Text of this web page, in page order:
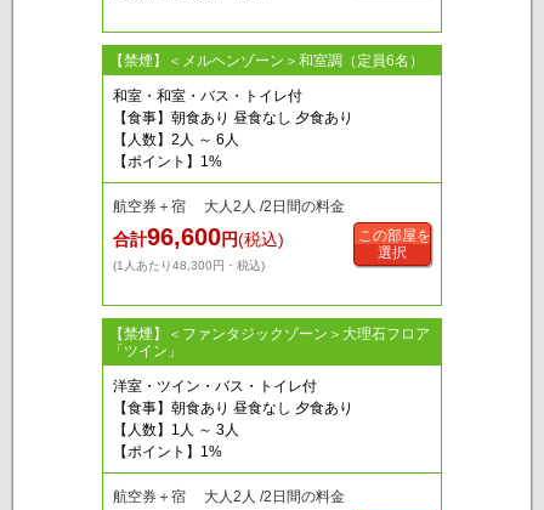
【禁煙】＜メルヘンゾーン＞和室調（定員6名）
和室・和室・バス・トイレ付
【食事】朝食あり 昼食なし 夕食あり
【人数】2人 ～ 6人
【ポイント】1%
航空券＋宿 大人2人 /2日間の料金
合計96,600円(税込)
(1人あたり48,300円・税込)
この部屋を
選択
【禁煙】＜ファンタジックゾーン＞大理石フロア
「ツイン」
洋室・ツイン・バス・トイレ付
【食事】朝食あり 昼食なし 夕食あり
【人数】1人 ～ 3人
【ポイント】1%
航空券＋宿 大人2人 /2日間の料金